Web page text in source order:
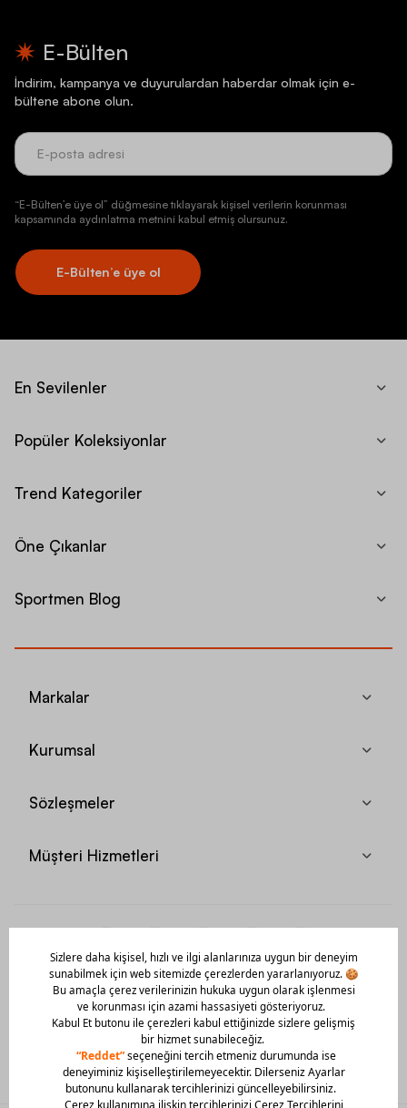
E-Bülten
İndirim, kampanya ve duyurulardan haberdar olmak için e-
bültene abone olun.
“E-Bülten’e üye ol” düğmesine tıklayarak kişisel verilerin korunması
kapsamında aydınlatma metnini kabul etmiş olursunuz.
E-Bülten’e üye ol
En Sevilenler
Popüler Koleksiyonlar
Trend Kategoriler
Öne Çıkanlar
Sportmen Blog
Markalar
Kurumsal
Sözleşmeler
Müşteri Hizmetleri
Mobil Uygulamamızı Hemen İndir!